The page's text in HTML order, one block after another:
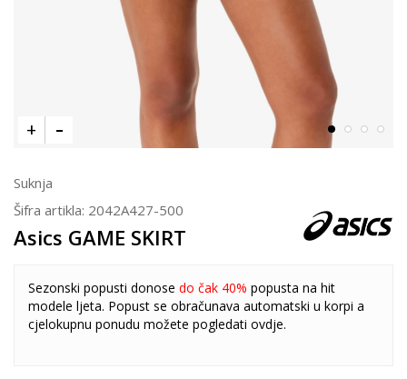
Suknja
Šifra artikla: 2042A427-500
Asics GAME SKIRT
Sezonski popusti donose do čak 40% popusta na hit
modele ljeta. Popust se obračunava automatski u korpi a
cjelokupnu ponudu možete pogledati ovdje.